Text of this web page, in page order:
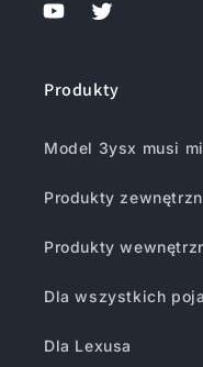
YouTubeŚwiergot
Produkty
Model 3ysx musi
Produkty
Produkty
Dla wszystkich
Dla Lexusa